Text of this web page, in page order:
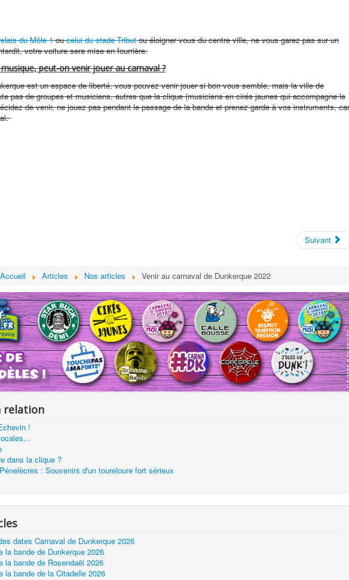
du Môle 1oucelui du stade Tributou éloigner vous du centre ville, ne vous garez pas sur un
votre voiture sera mise en fourrière.
peut-on venir jouer au carnaval ?
est un espace de liberté, vous pouvez venir jouer si bon vous semble, mais la ville de
pas de groupes et musiciens, autres que la clique (musiciens en cirés jaunes qui accompagne le
de venir, ne jouez pas pendant le passage de la bande et prenez garde à vos instruments, car
Suivant
Accueil Articles Nos articles Venir au carnaval de Dunkerque 2022
relation
!
dans la clique ?
: Souvenirs d'un toureloure fort sérieux
dates Carnaval de Dunkerque 2026
la bande de Dunkerque 2026
la bande de Rosendaël 2026
la bande de la Citadelle 2026